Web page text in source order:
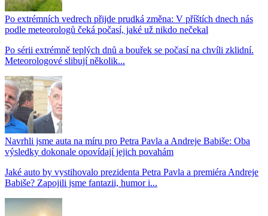
Po extrémních vedrech přijde prudká změna: V příštích dnech nás
podle meteorologů čeká počasí, jaké už nikdo nečekal
Po sérii extrémně teplých dnů a bouřek se počasí na chvíli zklidní.
Meteorologové slibují několik...
Navrhli jsme auta na míru pro Petra Pavla a Andreje Babiše: Oba
výsledky dokonale opovídají jejich povahám
Jaké auto by vystihovalo prezidenta Petra Pavla a premiéra Andreje
Babiše? Zapojili jsme fantazii, humor i...